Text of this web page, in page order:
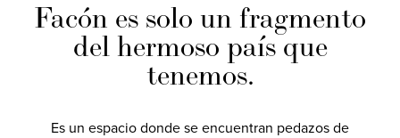
Facón es solo un fragmento
del hermoso país que
tenemos.
Es un espacio donde se encuentran pedazos de